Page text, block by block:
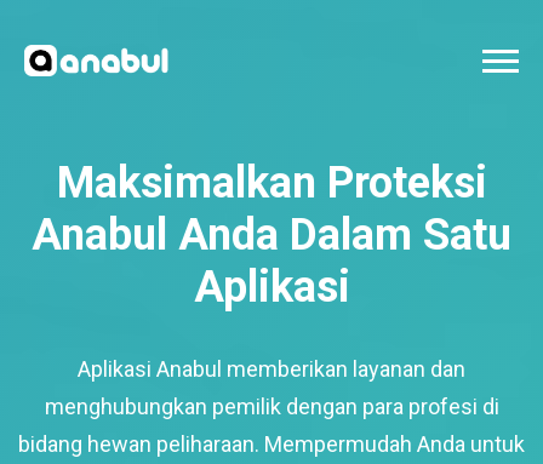
Maksimalkan Proteksi
Anabul Anda Dalam Satu
Aplikasi
Aplikasi Anabul memberikan layanan dan
menghubungkan pemilik dengan para profesi di
bidang hewan peliharaan. Mempermudah Anda untuk